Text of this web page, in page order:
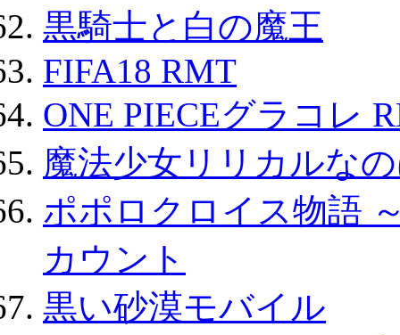
黒騎士と白の魔王
FIFA18 RMT
ONE PIECEグラコレ
魔法少女リリカルな
ポポロクロイス物語
カウント
黒い砂漠モバイル